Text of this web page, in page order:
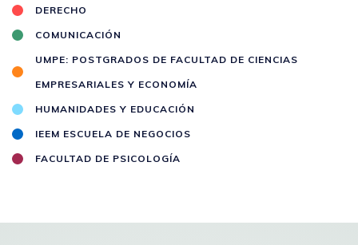
DERECHO
COMUNICACIÓN
UMPE: POSTGRADOS DE FACULTAD DE CIENCIAS
EMPRESARIALES Y ECONOMÍA
HUMANIDADES Y EDUCACIÓN
IEEM ESCUELA DE NEGOCIOS
FACULTAD DE PSICOLOGÍA